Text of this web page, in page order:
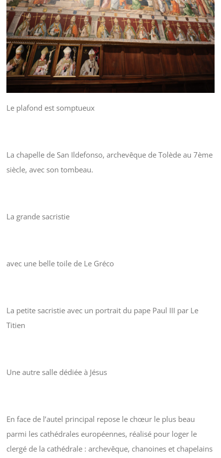
Le plafond est somptueux
La chapelle de San Ildefonso, archevêque de Tolède au 7ème
siècle, avec son tombeau.
La grande sacristie
avec une belle toile de Le Gréco
La petite sacristie avec un portrait du pape Paul III par Le
Titien
Une autre salle dédiée à Jésus
En face de l’autel principal repose le chœur le plus beau
parmi les cathédrales européennes, réalisé pour loger le
clergé de la cathédrale : archevêque, chanoines et chapelains